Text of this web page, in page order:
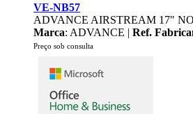
VE-NB57
ADVANCE AIRSTREAM 17"
Marca: ADVANCE | Ref.
Preço sob consulta